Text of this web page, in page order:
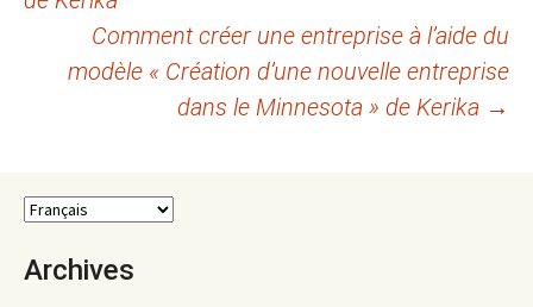
articlesComment créer une entreprise à l’aide du
modèle « Création d’une nouvelle entreprise
dans le Minnesota » de Kerika →
Archives